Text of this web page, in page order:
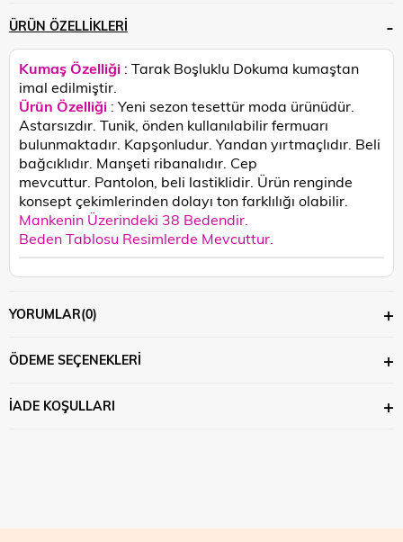
ÜRÜN ÖZELLIKLERI
Kumaş Özelliği : Tarak Boşluklu Dokuma kumaştan
imal edilmiştir.
Ürün Özelliği : Yeni sezon tesettür moda ürünüdür.
Astarsızdır. Tunik, önden kullanılabilir fermuarı
bulunmaktadır. Kapşonludur. Yandan yırtmaçlıdır. Beli
bağcıklıdır. Manşeti ribanalıdır. Cep
mevcuttur. Pantolon, beli lastiklidir. Ürün renginde
konsept çekimlerinden dolayı ton farklılığı olabilir.
Mankenin Üzerindeki 38 Bedendir.
Beden Tablosu Resimlerde Mevcuttur.
YORUMLAR(0)
ÖDEME SEÇENEKLERI
İADE KOŞULLARI